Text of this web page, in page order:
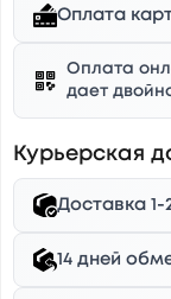
Оплата
Оплата
дает
Курьерская
Доставка 1-
14 дней